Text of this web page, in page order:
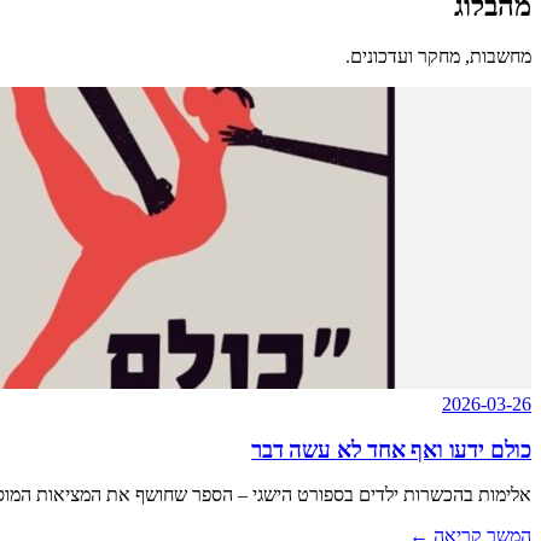
מחשבות, מחקר ועדכונים.
2026-03-26
כולם ידעו ואף אחד לא עשה דבר
אלימות בהכשרות ילדים בספורט הישגי – הספר שחושף את המציאות
המשך קריאה ←